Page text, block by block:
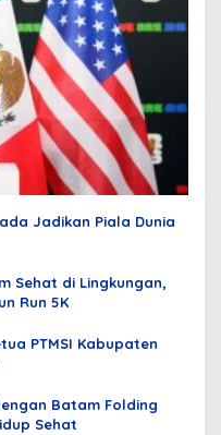
Jadikan Piala Dunia
Sehat di Lingkungan,
Run 5K
PTMSI Kabupaten
Batam Folding
Sehat